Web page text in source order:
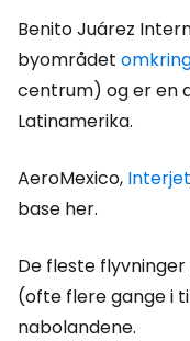
Benito Juárez
byområdet
centrum) og er en
Latinamerika.
AeroMexico, Interjet
base her.
De fleste
(ofte flere gange i
nabolandene.